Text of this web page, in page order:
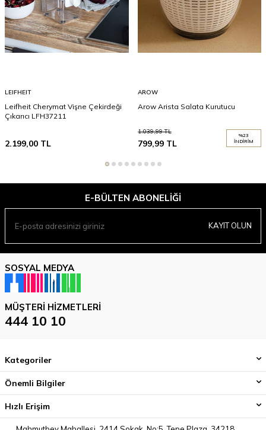
LEIFHEIT
Leifheit Cherymat Vişne Çekirdeği
Çıkarıcı LFH37211
2.199,00 TL
AROW
Arow Arista Salata Kurutucu
1.039,99TL
799,99TL
%23
İNDIRIM
E-BÜLTEN ABONELIĞI
KAYIT OLUN
SOSYAL MEDYA
MÜŞTERI HIZMETLERI
444 10 10
Kategoriler
Önemli Bilgiler
Hızlı Erişim